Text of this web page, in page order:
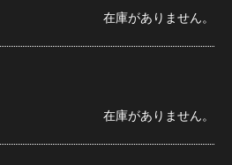
在庫がありません。
在庫がありません。